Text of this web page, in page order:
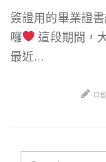
簽證用的畢業證
囉
這段期間，
最近…
口